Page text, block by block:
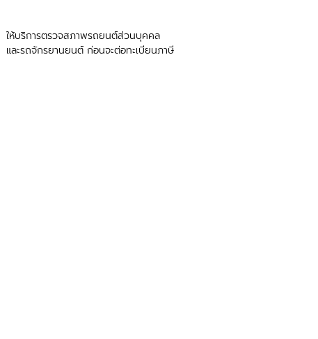
ให้บริการตรวจสภาพรถยนต์ส่วนบุคคล
และรถจักรยานยนต์ ก่อนจะต่อทะเบียนภาษี